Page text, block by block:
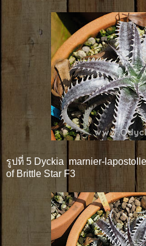
รูปที่ 5 Dyckia marnier-
of Brittle Star F3